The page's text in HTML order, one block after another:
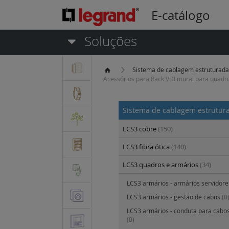
E-catálogo
Soluções
Sistema de cablagem estruturada
Acessórios para Rack VDI mural para
Sistema de cablagem
LCS3 cobre(150)
LCS3 fibra ótica (140)
LCS3 quadros e armários(34)
LCS3 armários - armários
LCS3 armários - gestão de cabos (0)
LCS3 armários - conduta para
(0)